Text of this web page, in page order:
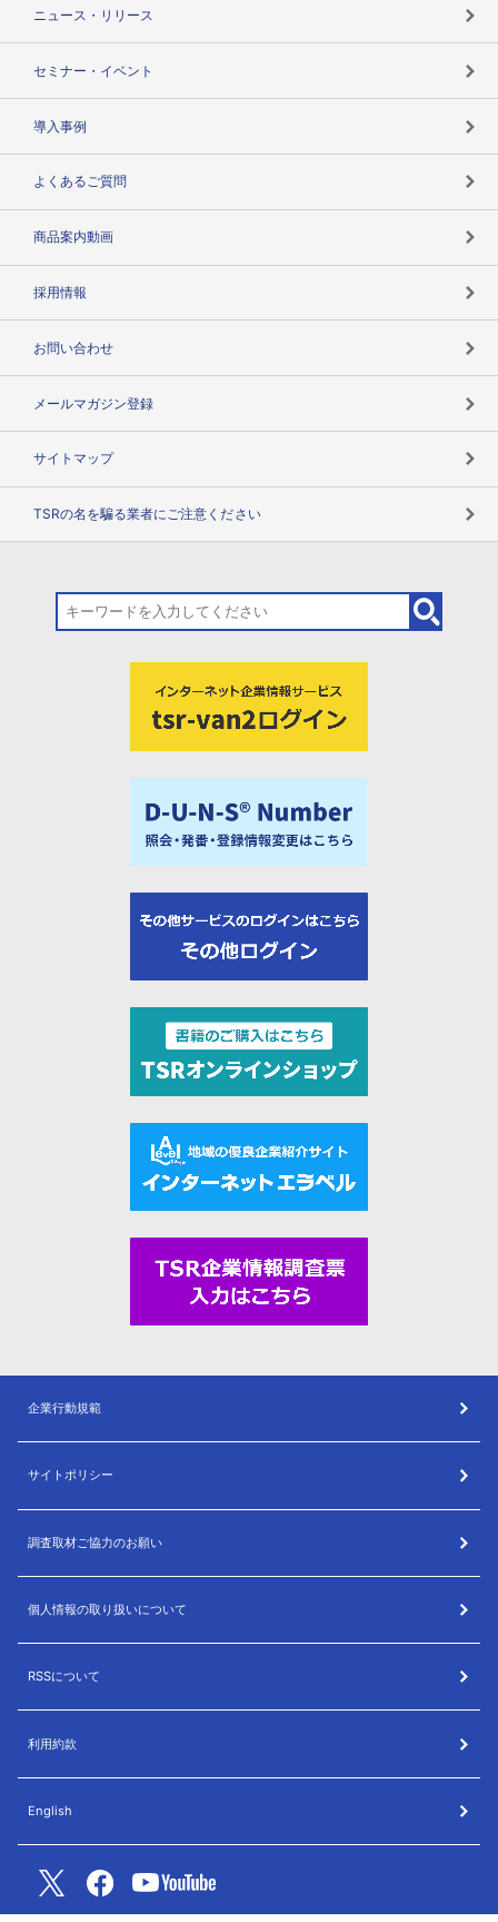
ニュース・リリース
セミナー・イベント
導入事例
よくあるご質問
商品案内動画
採用情報
お問い合わせ
メールマガジン登録
サイトマップ
TSRの名を騙る業者にご注意ください
企業行動規範
サイトポリシー
調査取材ご協力のお願い
個人情報の取り扱いについて
RSSについて
利用約款
English